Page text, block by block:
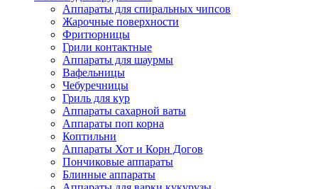
Аппараты для спиральных чипсов
Жарочные поверхности
Фритюрницы
Грили контактные
Аппараты для шаурмы
Вафельницы
Чебуречницы
Гриль для кур
Аппараты сахарной ваты
Аппараты поп корна
Коптильни
Аппараты Хот и Корн Догов
Пончиковые аппараты
Блинные аппараты